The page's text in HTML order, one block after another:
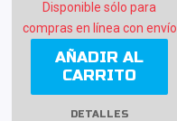
Disponible sólo para
compras en línea con envío
AÑADIR AL
CARRITO
DETALLES